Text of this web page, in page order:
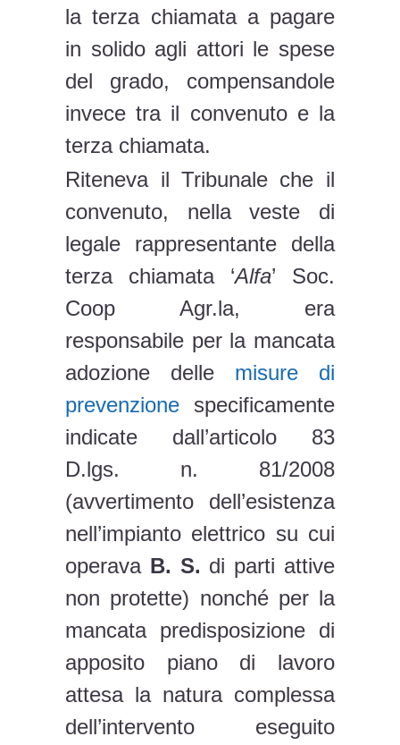
la terza chiamata a pagare
in solido agli attori le spese
del grado, compensandole
invece tra il convenuto e la
terza chiamata.
Riteneva il Tribunale che il
convenuto, nella veste di
legale rappresentante della
terza chiamata ‘Alfa’ Soc.
Coop Agr.la, era
responsabile per la mancata
adozione delle misure di
prevenzione specificamente
indicate dall’articolo 83
D.lgs. n. 81/2008
(avvertimento dell’esistenza
nell’impianto elettrico su cui
operava B. S. di parti attive
non protette) nonché per la
mancata predisposizione di
apposito piano di lavoro
attesa la natura complessa
dell’intervento eseguito